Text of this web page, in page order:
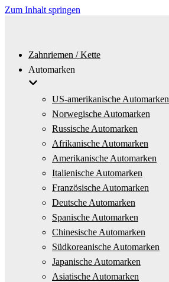
Zum Inhalt springen
Zahnriemen / Kette
Automarken
US-amerikanische Automarken
Norwegische Automarken
Russische Automarken
Afrikanische Automarken
Amerikanische Automarken
Italienische Automarken
Französische Automarken
Deutsche Automarken
Spanische Automarken
Chinesische Automarken
Südkoreanische Automarken
Japanische Automarken
Asiatische Automarken